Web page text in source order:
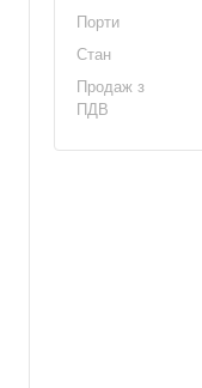
Порти
Стан
Продаж з
ПДВ